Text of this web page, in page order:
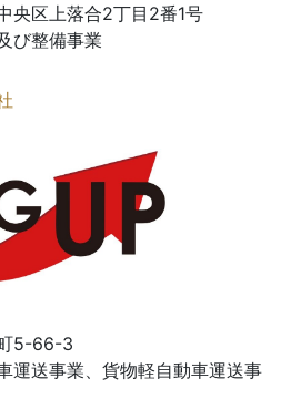
央区上落合2丁目2番1号
び整備事業
5-66-3
運送事業、貨物軽自動車運送事